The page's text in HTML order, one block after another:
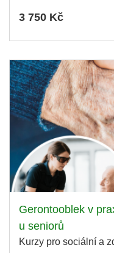
3 750 Kč
Gerontooblek v
u seniorů
Kurzy pro sociální a